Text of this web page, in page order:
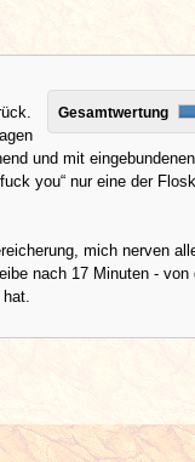
Gesamtwertung
und mit
you“ nur eine der
mich nerven
nach 17 Minuten - von